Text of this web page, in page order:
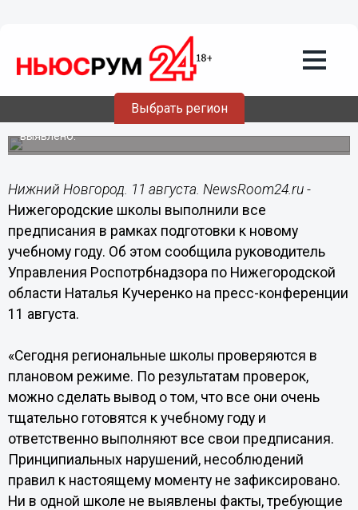
Выбрать регион
Все нижегородские школы готовы к
новому учебному году, -
Роспотребнадзор
По результатам проверок, нарушений, требующих
приостановления работы учебных заведений, не
выявлено.
Нижний Новгород. 11 августа. NewsRoom24.ru -
Нижегородские школы выполнили все
предписания в рамках подготовки к новому
учебному году. Об этом сообщила руководитель
Управления Роспотрбнадзора по Нижегородской
области Наталья Кучеренко на пресс-конференции
11 августа.
«Сегодня региональные школы проверяются в
плановом режиме. По результатам проверок,
можно сделать вывод о том, что все они очень
тщательно готовятся к учебному году и
ответственно выполняют все свои предписания.
Принципиальных нарушений, несоблюдений
правил к настоящему моменту не зафиксировано.
Ни в одной школе не выявлены факты, требующие